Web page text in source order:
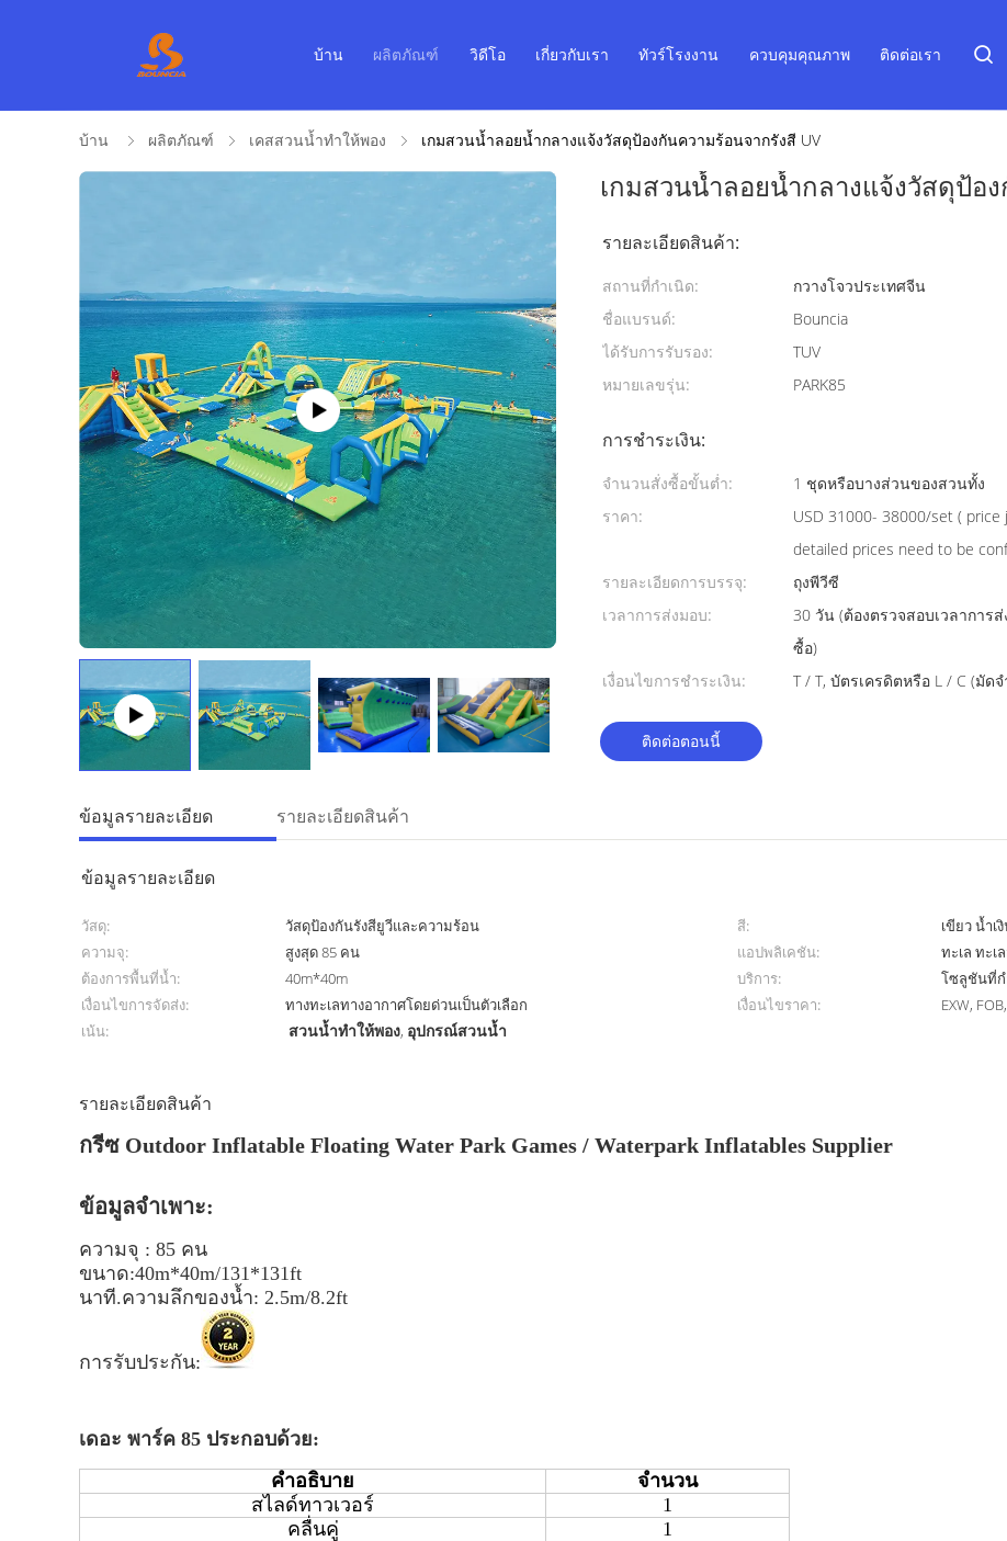
บ้าน ผลิตภัณฑ์ วิดีโอ เกี่ยวกับเรา ทัวร์โรงงาน ควบคุมคุณภาพ ติดต่อเรา
บ้าน ผลิตภัณฑ์ เคสสวนน้ำทำให้พอง เกมสวนน้ำลอยน้ำกลางแจ้งวัสดุป้องกันความร้อนจากรังสี UV
เกมสวนน้ำลอยน้ำกลางแจ้งวัสดุป้อ
รายละเอียดสินค้า:
สถานที่กำเนิด:
กวางโจวประเทศจีน
ชื่อแบรนด์:
Bouncia
ได้รับการรับรอง:
TUV
หมายเลขรุ่น:
PARK85
การชำระเงิน:
จำนวนสั่งซื้อขั้นต่ำ:
1 ชุดหรือบางส่วนของสวนทั้ง
ราคา:
USD 31000- 38000/set ( price
detailed prices need to be
รายละเอียดการบรรจุ:
ถุงพีวีซี
เวลาการส่งมอบ:
30 วัน (ต้องตรวจสอบเวลาการ
ซื้อ)
เงื่อนไขการชำระเงิน:
T / T, บัตรเครดิตหรือ L / C (มัด
ติดต่อตอนนี้
ข้อมูลรายละเอียด รายละเอียดสินค้า
ข้อมูลรายละเอียด
วัสดุ: วัสดุป้องกันรังสียูวีและความร้อน สี:
เขียว น้ำเ
ความจุ:
สูงสุด 85 คน แอปพลิเคชัน:
ทะเล ทะเ
ต้องการพื้นที่น้ำ:
40m*40m บริการ:
โซลูชันที่ก
เงื่อนไขการจัดส่ง:
ทางทะเลทางอากาศโดยด่วนเป็นตัวเลือก เงื่อนไขราคา:
EXW,
เน้น:
สวนน้ำทำให้พอง, อุปกรณ์สวนน้ำ
รายละเอียดสินค้า
กรีซ Outdoor Inflatable Floating Water Park Games / Waterpark Inflatables Supplier
ข้อมูลจำเพาะ:
ความจุ : 85 คน
ขนาด:40m*40m/131*131ft
นาที.ความลึกของน้ำ: 2.5m/8.2ft
การรับประกัน:
เดอะ พาร์ค 85 ประกอบด้วย:
คำอธิบาย
จำนวน
สไลด์ทาวเวอร์
1
คลื่นคู่
1